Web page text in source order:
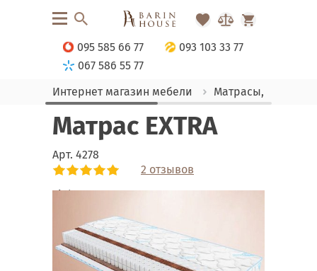
095 585 66 77
093 103 33 77
067 586 55 77
Интернет магазин мебели
Матрасы, текстиль
Матрас EXTRA
Арт. 4278
2 отзывов
Link
Link
Link